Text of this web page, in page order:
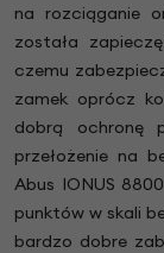
na rozciąganie
została
czemu
zamek oprócz
dobrą ochronę
przełożenie na
Abus IONUS
punktów w skali
bardzo dobre